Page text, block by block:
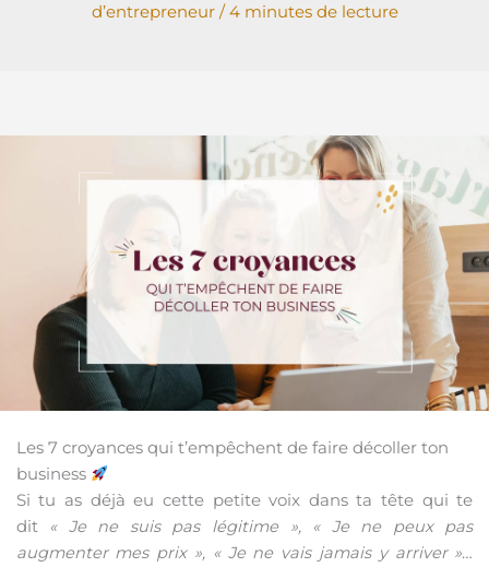
d’entrepreneur/4 minutes de lecture
Les 7 croyances qui t’empêchent de faire décoller ton
business
Si tu as déjà eu cette petite voix dans ta tête qui te
dit
« Je ne suis pas légitime », « Je ne peux pas
augmenter mes prix », « Je ne vais jamais y arriver »…